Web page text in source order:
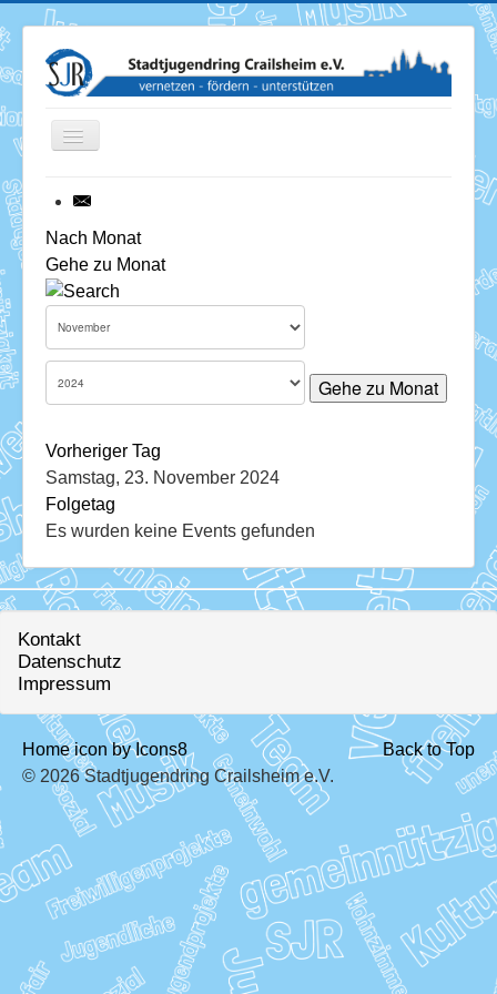
Toggle
News
Termine
Über uns
Services
Download
Ratskeller
Nach Monat
Gehe zu Monat
Gehe zu Monat
Vorheriger Tag
Samstag, 23. November 2024
Folgetag
Es wurden keine Events gefunden
Kontakt
Datenschutz
Impressum
Home icon by Icons8
Back to Top
© 2026 Stadtjugendring Crailsheim e.V.